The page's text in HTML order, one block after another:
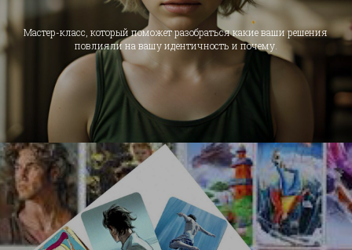
Мастер-класс, который поможет разобраться какие ваши решения
повлияли на вашу идентичность и почему.